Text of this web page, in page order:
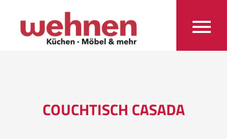
COUCHTISCH CASADA